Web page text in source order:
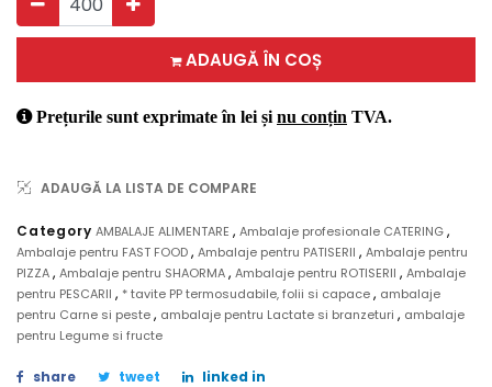
ADAUGĂ ÎN COȘ
Prețurile sunt exprimate în lei și nu conțin TVA.
ADAUGĂ LA LISTA DE COMPARE
CategoryAMBALAJE ALIMENTARE,Ambalaje profesionale CATERING,
Ambalaje pentru FAST FOOD, Ambalaje pentru PATISERII , Ambalaje pentru
PIZZA, Ambalaje pentru SHAORMA, Ambalaje pentru ROTISERII , Ambalaje
pentru PESCARII , * tavite PP termosudabile, folii si capace, ambalaje
pentru Carne si peste, ambalaje pentru Lactate si branzeturi , ambalaje
pentru Legume si fructe
share tweet linked in